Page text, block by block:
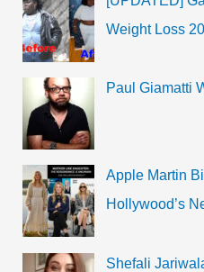
Weight Loss
Paul Giamatti
Apple Martin
Hollywood’s
Shefali